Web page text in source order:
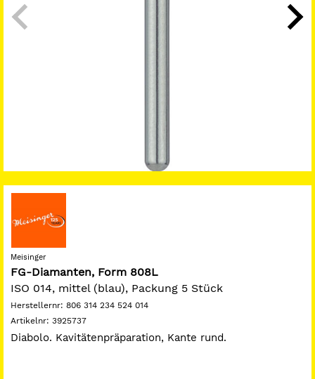
Meisinger
FG-Diamanten, Form 808L
ISO 014, mittel (blau), Packung 5 Stück
Herstellernr: 806 314 234 524 014
Artikelnr: 3925737
Diabolo. Kavitätenpräparation, Kante rund.